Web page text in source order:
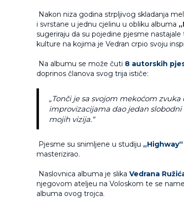
Nakon niza godina strpljivog skladanja
i svrstane u jednu cjelinu u obliku albuma
sugeriraju da su pojedine pjesme
kulture na kojima je Vedran crpio svoju
Na albumu se može čuti 8 autorskih
doprinos članova svog trija ističe:
„Tonči je sa svojom mekoćom
improvizacijama dao jedan
mojih vizija.“
Pjesme su snimljene u studiju
masterizirao.
Naslovnica albuma je slika Vedrana
njegovom ateljeu na Voloskom te se
albuma ovog trojca.